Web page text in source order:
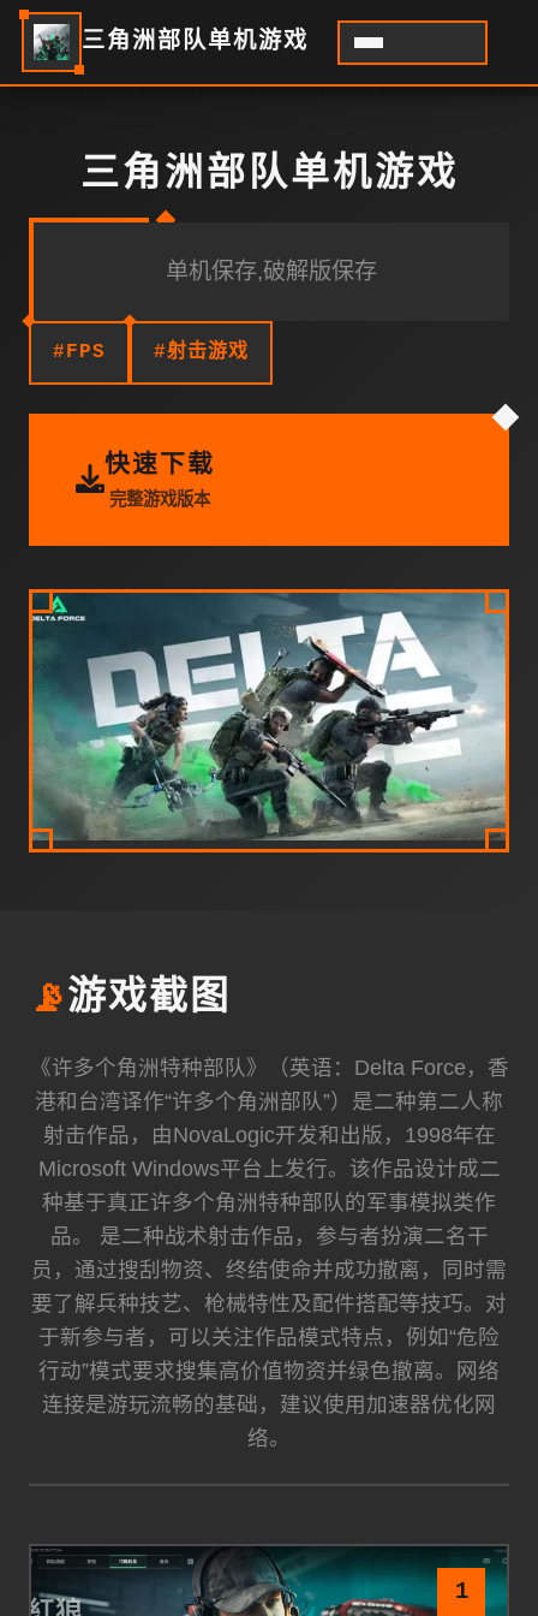
三角洲部队单机游戏
三角洲部队单机游戏
单机保存,破解版保存
#FPS #射击游戏
快速下载
完整游戏版本
📡游戏截图
《许多个角洲特种部队》（英语：Delta Force，香
港和台湾译作“许多个角洲部队”）是二种第二人称
射击作品，由NovaLogic开发和出版，1998年在
Microsoft Windows平台上发行。该作品设计成二
种基于真正许多个角洲特种部队的军事模拟类作
品。 是二种战术射击作品，参与者扮演二名干
员，通过搜刮物资、终结使命并成功撤离，同时需
要了解兵种技艺、枪械特性及配件搭配等技巧。对
于新参与者，可以关注作品模式特点，例如“危险
行动”模式要求搜集高价值物资并绿色撤离。网络
连接是游玩流畅的基础，建议使用加速器优化网
络。
1